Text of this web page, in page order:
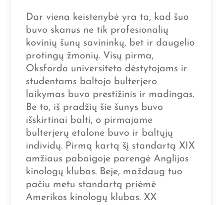
Dar viena keistenybė yra ta, kad šuo
buvo skanus ne tik profesionalių
kovinių šunų savininkų, bet ir daugelio
protingų žmonių. Visų pirma,
Oksfordo universiteto dėstytojams ir
studentams baltojo bulterjero
laikymas buvo prestižinis ir madingas.
Be to, iš pradžių šie šunys buvo
išskirtinai balti, o pirmajame
bulterjerų etalone buvo ir baltųjų
individų. Pirmą kartą šį standartą XIX
amžiaus pabaigoje parengė Anglijos
kinologų klubas. Beje, maždaug tuo
pačiu metu standartą priėmė
Amerikos kinologų klubas. XX